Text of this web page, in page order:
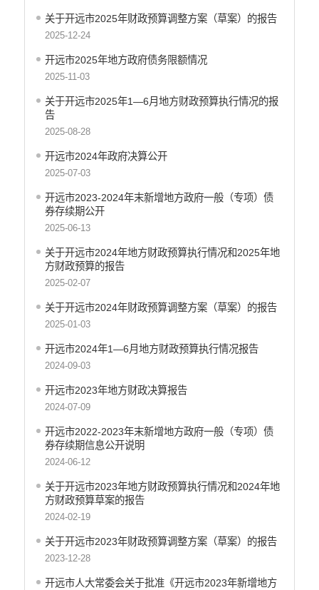
涉农补贴
疫情防控
社会救助信息
规划计划
重大决策预公开
食品药品监管
义务教育
政府集中采购
环保督察
医疗卫生
行政处罚和行政强制
乡村振兴工作信息公开
关于开远市2025年财政预算调整方案（草案）的报告
2025-12-24
开远市2025年地方政府债务限额情况
2025-11-03
关于开远市2025年1—6月地方财政预算执行情况的报
告
2025-08-28
开远市2024年政府决算公开
2025-07-03
开远市2023-2024年末新增地方政府一般（专项）债
券存续期公开
2025-06-13
关于开远市2024年地方财政预算执行情况和2025年地
方财政预算的报告
2025-02-07
关于开远市2024年财政预算调整方案（草案）的报告
2025-01-03
开远市2024年1—6月地方财政预算执行情况报告
2024-09-03
开远市2023年地方财政决算报告
2024-07-09
开远市2022-2023年末新增地方政府一般（专项）债
券存续期信息公开说明
2024-06-12
关于开远市2023年地方财政预算执行情况和2024年地
方财政预算草案的报告
2024-02-19
关于开远市2023年财政预算调整方案（草案）的报告
2023-12-28
开远市人大常委会关于批准《开远市2023年新增地方